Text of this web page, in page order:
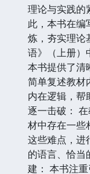
理论与实践的
此，本书在编
炼，夯实理论
语》（上册）
本书提供了清
简单复述教材
内在逻辑，帮
逐一击破：
材中存在一些
这些难点，进
的语言、恰当
建： 本书注